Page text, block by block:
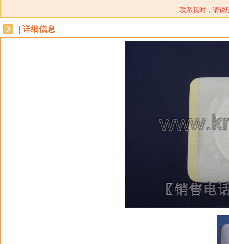
联系我时，请说
| 详细信息